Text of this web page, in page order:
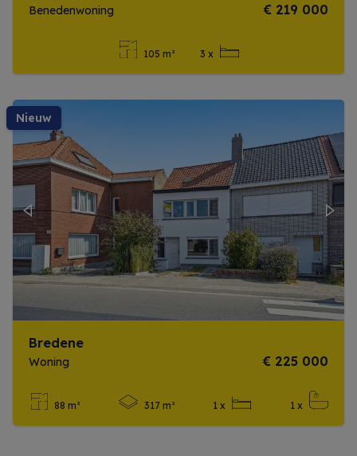
Benedenwoning € 219 000
105 m² 3 x
nieuw
Previous Next
Bredene
Woning € 225 000
88 m² 317 m² 1 x 1 x